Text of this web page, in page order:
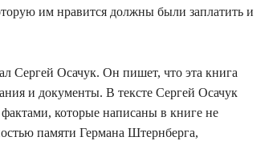
им нравится должны были заплатить и
Сергей Осачук. Он пишет, что эта книга
и документы. В тексте Сергей Осачук
которые написаны в книге не
памяти Германа Штернберга,